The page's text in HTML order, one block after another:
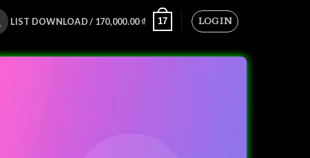
LIST DOWNLOAD / 170,000.00₫ 17 LOGIN